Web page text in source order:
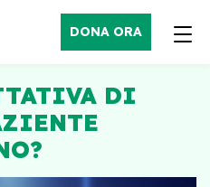
DONA ORA
DI